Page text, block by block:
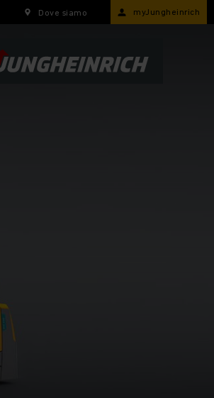
Dove siamo myJungheinrich